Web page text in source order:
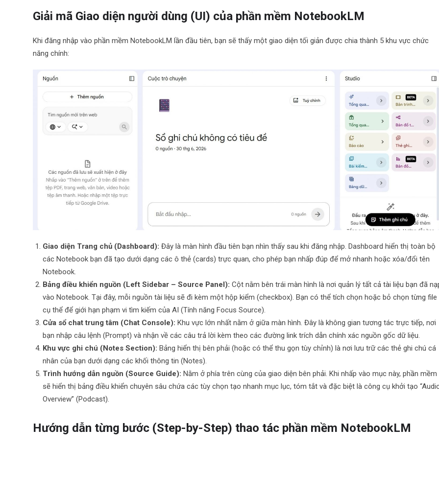
Giải mã Giao diện người dùng (UI) của phần mềm NotebookLM
Khi đăng nhập vào phần mềm NotebookLM lần đầu tiên, bạn sẽ thấy một giao diện tối giản được chia thành 5 khu vực chức
năng chính:
Giao diện Trang chủ (Dashboard):Đây là màn hình đầu tiên bạn nhìn thấy sau khi đăng nhập. Dashboard hiển thị toàn bộ
các Notebook bạn đã tạo dưới dạng các ô thẻ (cards) trực quan, cho phép bạn nhấp đúp để mở nhanh hoặc xóa/đổi tên
Notebook.
Bảng điều khiển nguồn (Left Sidebar – Source Panel): Cột nằm bên trái màn hình là nơi quản lý tất cả tài liệu bạn đã
vào Notebook. Tại đây, mỗi nguồn tài liệu sẽ đi kèm một hộp kiểm (checkbox). Bạn có thể tích chọn hoặc bỏ chọn từng file
cụ thể để giới hạn phạm vi tìm kiếm của AI (Tính năng Focus Source).
Cửa sổ chat trung tâm (Chat Console): Khu vực lớn nhất nằm ở giữa màn hình. Đây là không gian tương tác trực tiếp, nơi
bạn nhập câu lệnh (Prompt) và nhận về các câu trả lời kèm theo các đường link trích dẫn chính xác nguồn gốc dữ liệu.
Khu vực ghi chú (Notes Section): Bảng hiển thị bên phải (hoặc có thể thu gọn tùy chỉnh) là nơi lưu trữ các thẻ ghi chú cá
nhân của bạn dưới dạng các khối thông tin (Notes).
Trình hướng dẫn nguồn (Source Guide): Nằm ở phía trên cùng của giao diện bên phải. Khi nhấp vào mục này, phần mềm
sẽ hiển thị bảng điều khiển chuyên sâu chứa các tùy chọn tạo nhanh mục lục, tóm tắt và đặc biệt là công cụ khởi tạo
Overview” (Podcast).
Hướng dẫn từng bước (Step-by-Step) thao tác phần mềm NotebookLM